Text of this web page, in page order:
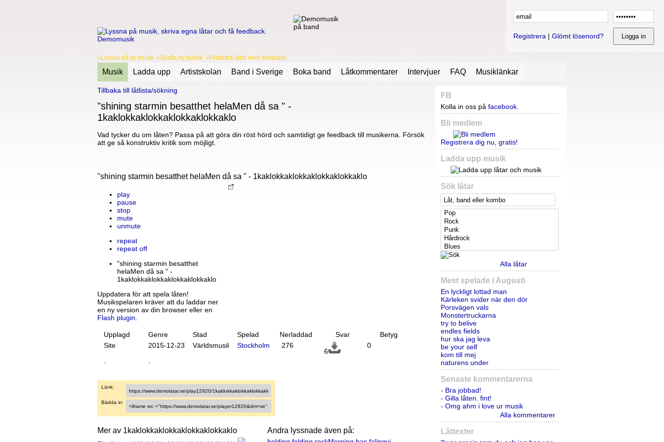
Registrera | Glömt lösenord?
»Lyssna på ny musik »Skaffa ny publik »Förbättra låtar med feedback
Musik Ladda upp Artistskolan Band i Sverige Boka band Låtkommentarer Intervjuer FAQ Musiklänkar
Tillbaka till låtlista/sökning
"shining starmin besatthet helaMen då sa " -
1kaklokkaklokkaklokkaklokkaklo
Vad tycker du om låten? Passa på att göra din röst hörd och samtidigt ge feedback till musikerna. Försök
att ge så konstruktiv kritik som möjligt.
"shining starmin besatthet helaMen då sa " - 1kaklokkaklokkaklokkaklokkaklo
play
pause
stop
mute
unmute
repeat
repeat off
"shining starmin besatthet
helaMen då sa " -
1kaklokkaklokkaklokkaklokkaklo
Uppdatera för att spela låten!
Musikspelaren kräver att du laddar ner
en ny version av din browser eller en
Flash plugin.
Upplagd Genre Stad Spelad Nerladdad Svar
Betyg
Site
2015-12-23 Världsmusik Stockholm 276
6
0
- -
Länk:
Bädda in:
Mer av 1kaklokkaklokkaklokkaklokkaklo Andra lyssnade även på:
FB
Kolla in oss på facebook.
Bli medlem
Registrera dig nu, gratis!
Ladda upp musik
Sök låtar
Alla låtar
Mest spelade i Augusti
En lyckligt lottad man
Kärleken svider när den dör
Porsvägen vals
Monstertruckarna
try to belive
endles fields
hur ska jag leva
be your self
kom till mej
naturens under
Senaste kommentarerna
- Bra jobbad!
- Gilla låten. fint!
- Omg ahm i love ur musik
Alla kommentarer
Låttexter